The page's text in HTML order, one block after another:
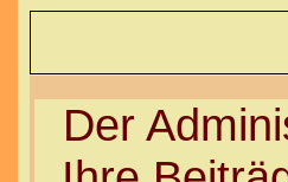
Der